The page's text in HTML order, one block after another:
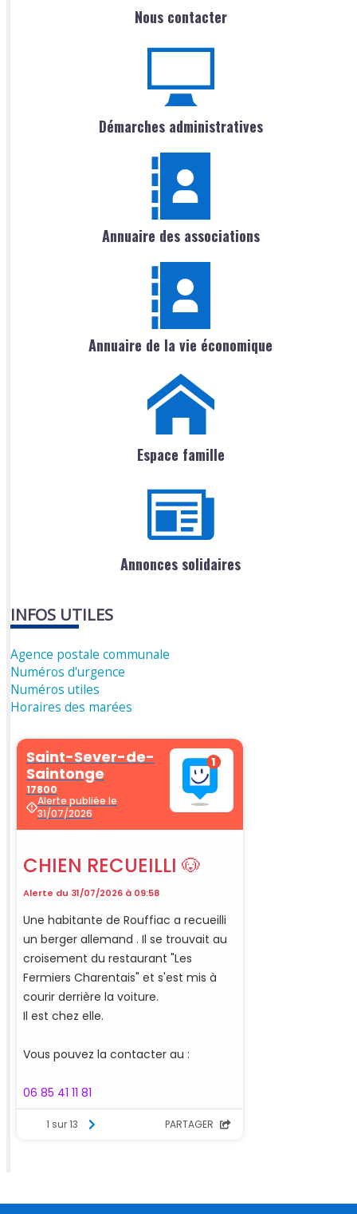
Nous contacter
Démarches administratives
Annuaire des associations
Annuaire de la vie économique
Espace famille
Annonces solidaires
INFOS UTILES
Agence postale communale
Numéros d'urgence
Numéros utiles
Horaires des marées